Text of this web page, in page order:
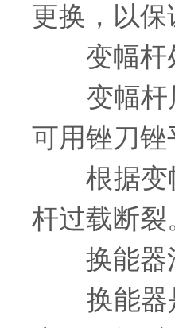
更换，以
变幅杆
变幅杆属
可用锉刀
根据变幅
杆过载断
换能器
换能器是